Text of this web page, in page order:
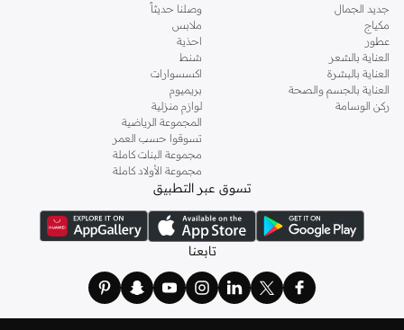
اختيار وزن اللحاف المناسب
ضع في اعتبارك تصنيف التوج (tog)، الذي يشير إلى العزل الحراري للحاف:
توج منخفض (4.5 توج وما دون):
مثالي للصيف أو المناخات الدافئة.
توج متوسط (9-10.5 توج):
مناسب للربيع والخريف، يوفر دفئًا متوازنًا.
مثالي للشتاء ودرجات الحرارة الأكثر برودة، ويوفر أقصى
يمكن استخدامهما معًا أو بشكل منفصل.
عناية وصيانة سهلة
للغسل في الغسالة، مما يجعل العناية بها سهلة.
جديد الجمال
مكياج
عطور
العناية بالشعر
العناية بالبشرة
العناية بالجسم والصحة
ركن الوسامة
وصلنا حديثاً
ملابس
احذية
شنط
اكسسوارات
بريميوم
لوازم منزلية
المجموعة الرياضية
تسوقوا حسب العمر
مجموعة البنات كاملة
مجموعة الأولاد كاملة
تسوق عبر التطبيق
تابعنا